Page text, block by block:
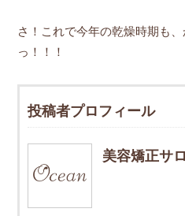
さ！これで今年の乾燥時期も
っ！！！
投稿者プロフィール
美容矯正サ